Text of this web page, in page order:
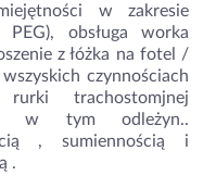
w zakresie
obsługa worka
z łóżka na fotel /
czynnościach
trachostomjnej
w tym odleżyn..
, sumiennością i
.